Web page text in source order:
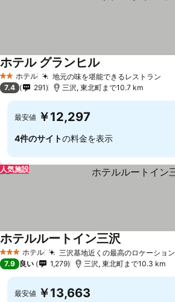
2 ホテルのランク
ホテル 地元の味を堪能できるレストラン
ホテル グランヒル
7.4 291 三沢, 東北町まで10.7 km
最安値 ￥12,297
4件のサイトの料金を表示
人気施設
3 ホテルのランク
ホテル 三沢基地近くの最高のロケーション
ホテルルートイン三沢
7.9 良い 1,279 三沢, 東北町まで10.3 km
最安値 ￥13,663